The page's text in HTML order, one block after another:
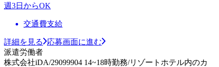
週3日からOK
交通費支給
詳細を見る
応募画面に進む
派遣労働者
株式会社iDA/29099904 14~18時勤務/リゾートホテル内のカ